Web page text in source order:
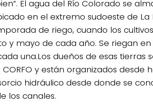
El agua del Río Colorado se
en el extremo sudoeste de La
de riego, cuando los
y mayo de cada año. Se riegan en
una.Los dueños de esas tierras
y están organizados desde
hidráulico desde donde se
los canales.